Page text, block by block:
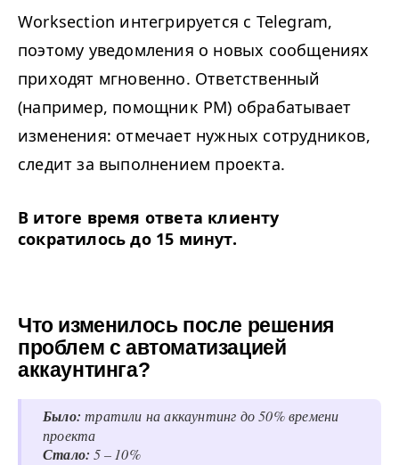
Worksection интегрируется с Telegram,
поэтому уведомления о новых сообщениях
приходят мгновенно. Ответственный
(например, помощник PM) обрабатывает
изменения: отмечает нужных сотрудников,
следит за выполнением проекта.
В итоге время ответа клиенту
сократилось до 15 минут.
Что изменилось после решения
проблем с автоматизацией
аккаунтинга?
Было: тратили на аккаунтинг до50% времени
проекта
Стало: 5– 10%